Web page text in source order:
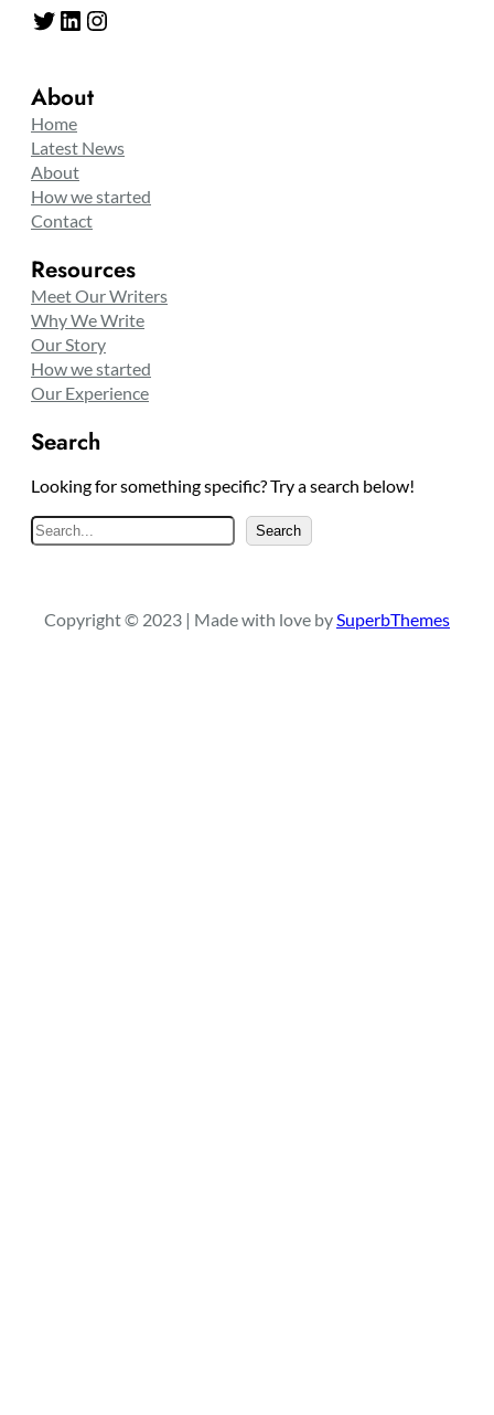
Twitter LinkedIn Instagram
About
Home
Latest News
About
How we started
Contact
Resources
Meet Our Writers
Why We Write
Our Story
How we started
Our Experience
Search
Looking for something specific? Try a search below!
e
c
Search
Copyright © 2023 | Made with love bySuperbThemes